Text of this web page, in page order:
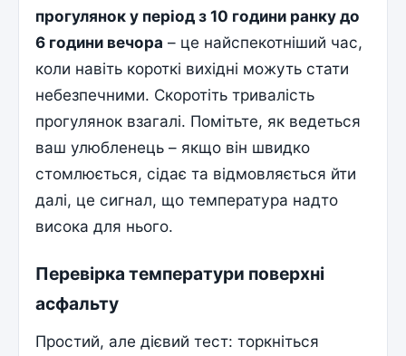
прогулянок у період з 10 години ранку до
6 години вечора – це найспекотніший час,
коли навіть короткі вихідні можуть стати
небезпечними. Скоротіть тривалість
прогулянок взагалі. Помітьте, як ведеться
ваш улюбленець – якщо він швидко
стомлюється, сідає та відмовляється йти
далі, це сигнал, що температура надто
висока для нього.
Перевірка температури поверхні
асфальту
Простий, але дієвий тест: торкніться